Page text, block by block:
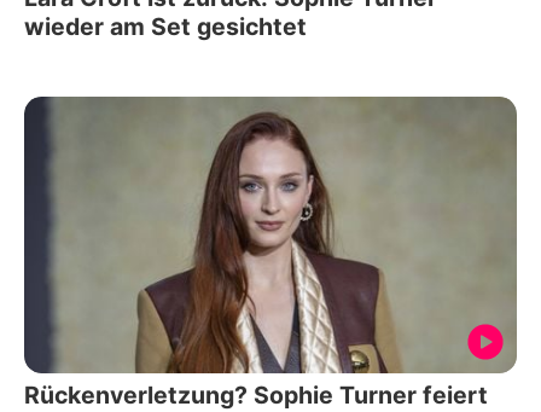
wieder am Set gesichtet
Rückenverletzung? Sophie Turner feiert